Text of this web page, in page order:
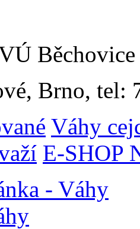
Běchovice
Brno, tel:
Váhy
E-SHOP
- Váhy